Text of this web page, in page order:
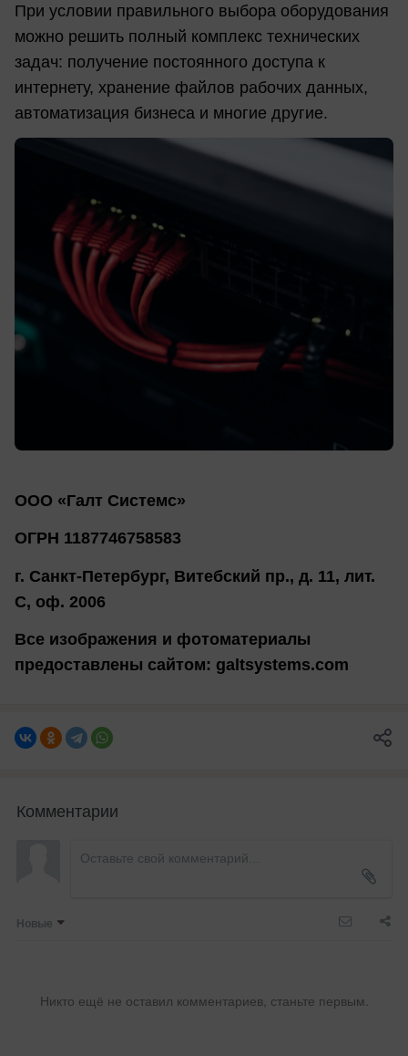
При условии правильного выбора оборудования
можно решить полный комплекс технических
задач: получение постоянного доступа к
интернету, хранение файлов рабочих данных,
автоматизация бизнеса и многие другие.
ООО «Галт Системс»
ОГРН 1187746758583
г. Санкт-Петербург, Витебский пр., д. 11, лит.
С, оф. 2006
Все изображения и фотоматериалы
предоставлены сайтом: galtsystems.com
Комментарии
Новые
Никто ещё не оставил комментариев, станьте первым.